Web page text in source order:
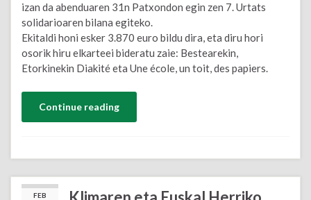
izan da abenduaren 31n Patxondon egin zen 7. Urtats
solidarioaren bilana egiteko.
Ekitaldi honi esker 3.870 euro bildu dira, eta diru hori
osorik hiru elkarteei bideratu zaie: Bestearekin,
Etorkinekin Diakité eta Une école, un toit, des papiers.
Continue reading
FEB